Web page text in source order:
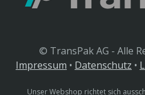
© TransPak AG - Alle
Impressum • Datenschutz •
Unser Webshop richtet sich